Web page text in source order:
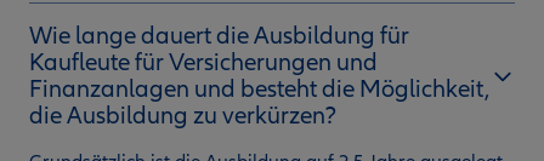
Wie lange dauert die Ausbildung für
Kaufleute für Versicherungen und
Finanzanlagen und besteht die Möglichkeit,
die Ausbildung zu verkürzen?